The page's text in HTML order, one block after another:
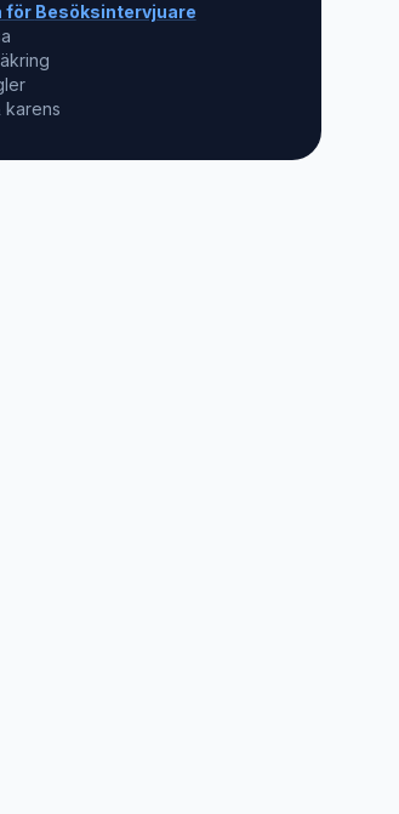
för Besöksintervjuare
karens